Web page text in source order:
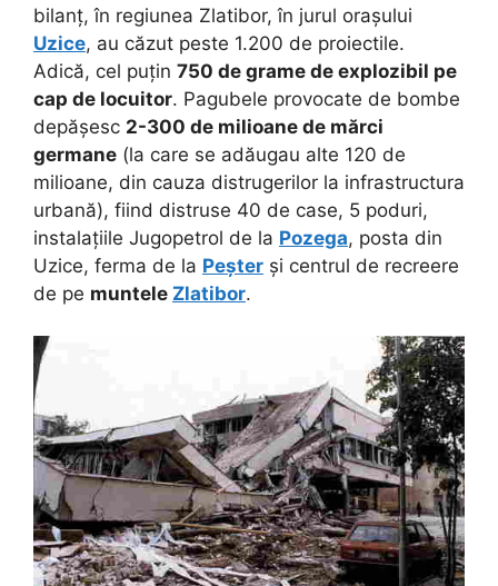
bilanț, în regiunea Zlatibor, în jurul orașului
Uzice, au căzut peste 1.200 de proiectile.
Adică, cel puțin 750 de grame de explozibil pe
cap de locuitor. Pagubele provocate de bombe
depășesc 2-300 de milioane de mărci
germane (la care se adăugau alte 120 de
milioane, din cauza distrugerilor la infrastructura
urbană), fiind distruse 40 de case, 5 poduri,
instalațiile Jugopetrol de la Pozega, posta din
Uzice, ferma de la Peșter și centrul de recreere
de pe muntele Zlatibor.